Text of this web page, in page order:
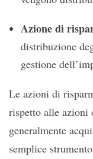
Azione di
distribuzione
gestione
Le azioni di
rispetto alle azioni
generalmente
semplice